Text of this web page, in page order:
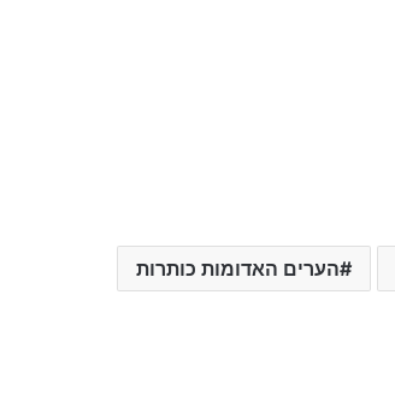
הערים האדומות כותרות